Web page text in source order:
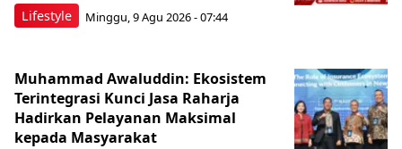
Lifestyle Minggu, 9 Agu 2026 - 07:44
Muhammad Awaluddin: Ekosistem
Terintegrasi Kunci Jasa Raharja
Hadirkan Pelayanan Maksimal
kepada Masyarakat